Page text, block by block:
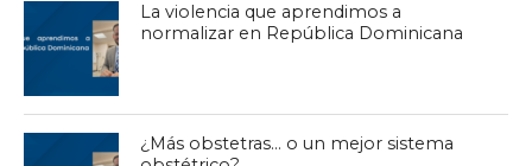
La violencia que aprendimos a
normalizar en República Dominicana
¿Más obstetras… o un mejor sistema